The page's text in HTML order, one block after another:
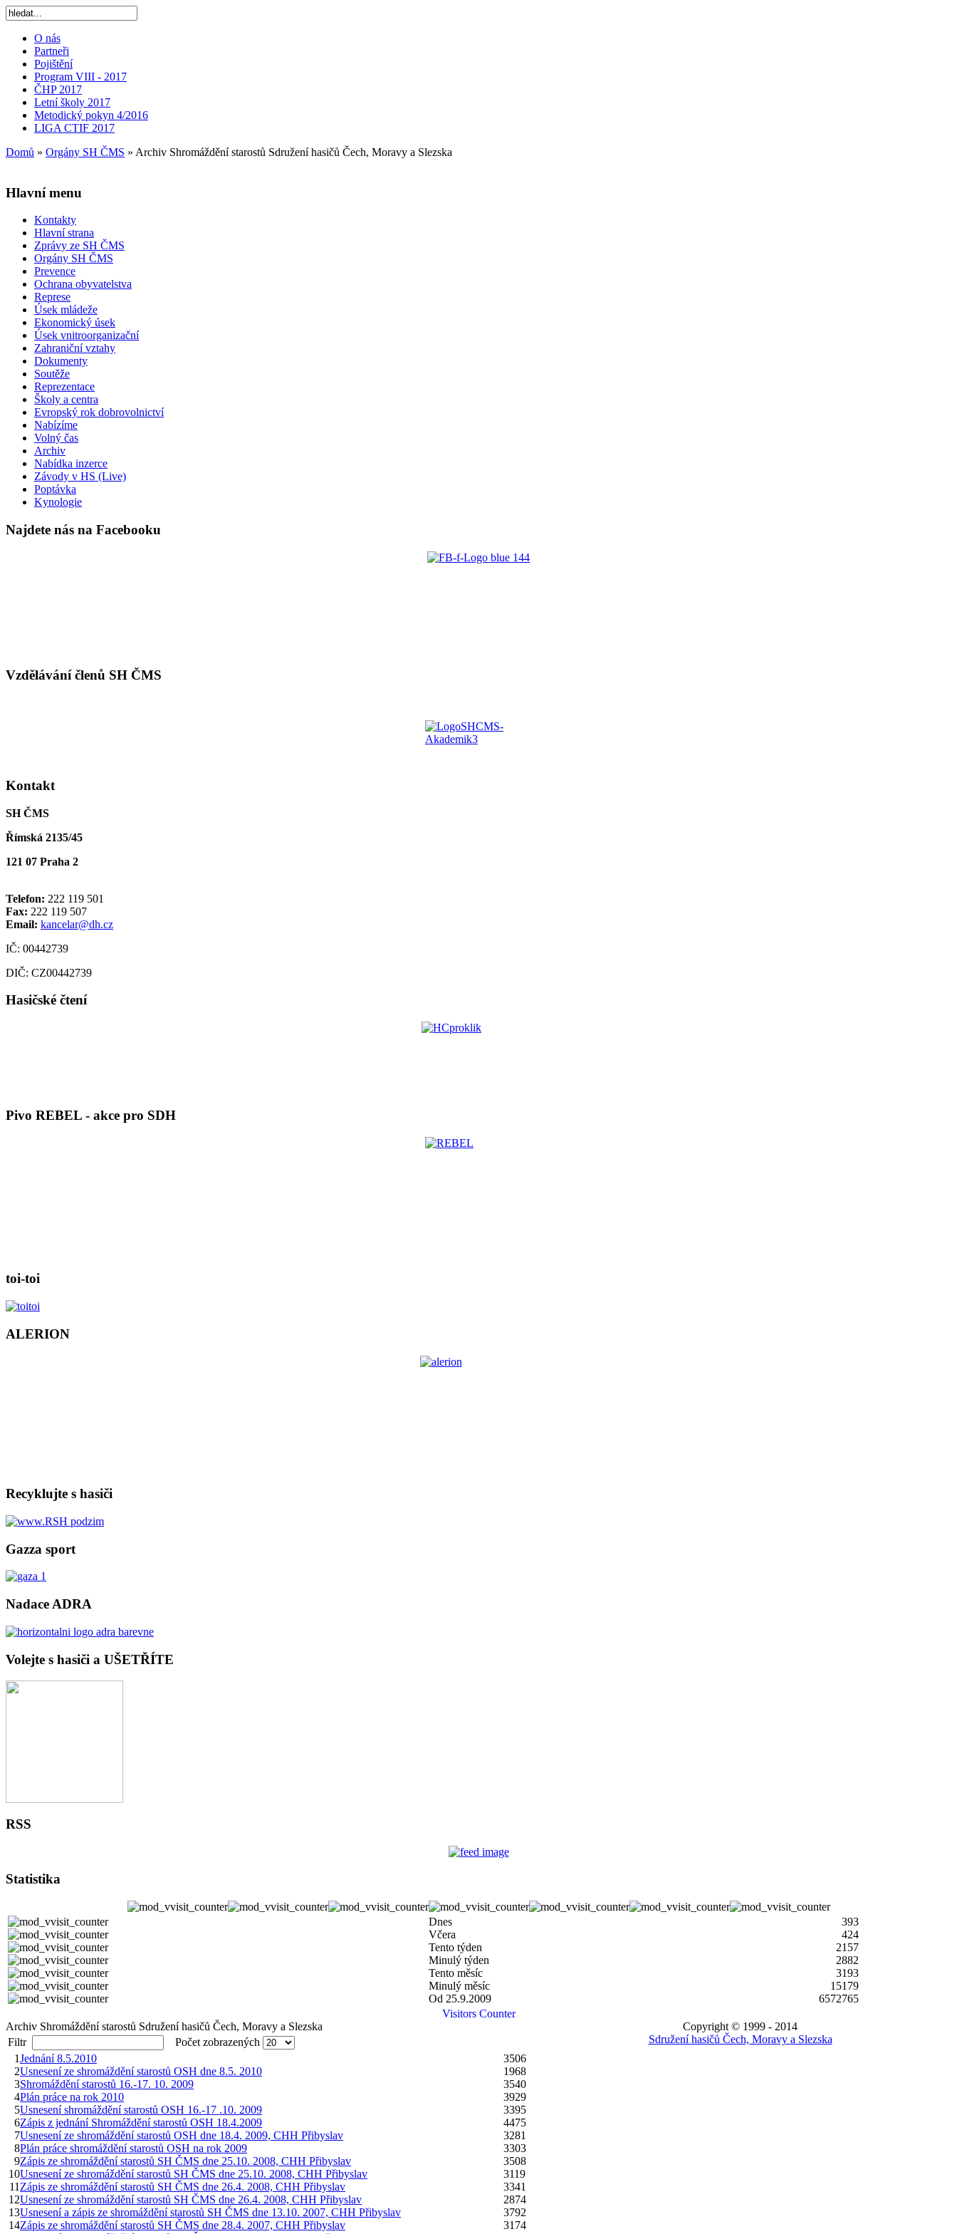
O nás
Partneři
Pojištění
Program VIII - 2017
ČHP 2017
Letní školy 2017
Metodický pokyn 4/2016
LIGA CTIF 2017
Domů » Orgány SH ČMS » Archiv Shromáždění starostů Sdružení hasičů Čech, Moravy a Slezska
Hlavní menu
Kontakty
Hlavní strana
Zprávy ze SH ČMS
Orgány SH ČMS
Prevence
Ochrana obyvatelstva
Represe
Úsek mládeže
Ekonomický úsek
Úsek vnitroorganizační
Zahraniční vztahy
Dokumenty
Soutěže
Reprezentace
Školy a centra
Evropský rok dobrovolnictví
Nabízíme
Volný čas
Archiv
Nabídka inzerce
Závody v HS (Live)
Poptávka
Kynologie
Najdete nás na Facebooku
Vzdělávání členů SH ČMS
Kontakt
SH ČMS
Římská 2135/45
121 07 Praha 2
Telefon: 222 119 501
Fax: 222 119 507
Email: kancelar@dh.cz
IČ: 00442739
DIČ: CZ00442739
Hasičské čtení
Pivo REBEL - akce pro SDH
toi-toi
ALERION
Recyklujte s hasiči
Gazza sport
Nadace ADRA
Volejte s hasiči a UŠETŘÍTE
RSS
Statistika
Dnes
393
Včera
424
Tento týden
2157
Minulý týden
2882
Tento měsíc
3193
Minulý měsíc
15179
Od 25.9.2009
6572765
Visitors Counter
Archiv Shromáždění starostů Sdružení hasičů Čech, Moravy a Slezska
Filtr
Počet zobrazených
1Jednání 8.5.2010
3506
2Usnesení ze shromáždění starostů OSH dne 8.5. 2010
1968
3Shromáždění starostů 16.-17. 10. 2009
3540
4Plán práce na rok 2010
3929
5Usnesení shromáždění starostů OSH 16.-17 .10. 2009
3395
6Zápis z jednání Shromáždění starostů OSH 18.4.2009
4475
7Usnesení ze shromáždění starostů OSH dne 18.4. 2009, CHH Přibyslav
3281
8Plán práce shromáždění starostů OSH na rok 2009
3303
9Zápis ze shromáždění starostů SH ČMS dne 25.10. 2008, CHH Přibyslav
3508
10Usnesení ze shromáždění starostů SH ČMS dne 25.10. 2008, CHH Přibyslav
3119
11 Zápis ze shromáždění starostů SH ČMS dne 26.4. 2008, CHH Přibyslav
3341
12Usnesení ze shromáždění starostů SH ČMS dne 26.4. 2008, CHH Přibyslav
2874
13Usnesení a zápis ze shromáždění starostů SH ČMS dne 13.10. 2007, CHH Přibyslav
3792
14Zápis ze shromáždění starostů SH ČMS dne 28.4. 2007, CHH Přibyslav
3174
Copyright © 1999 - 2014
Sdružení hasičů Čech, Moravy a Slezska